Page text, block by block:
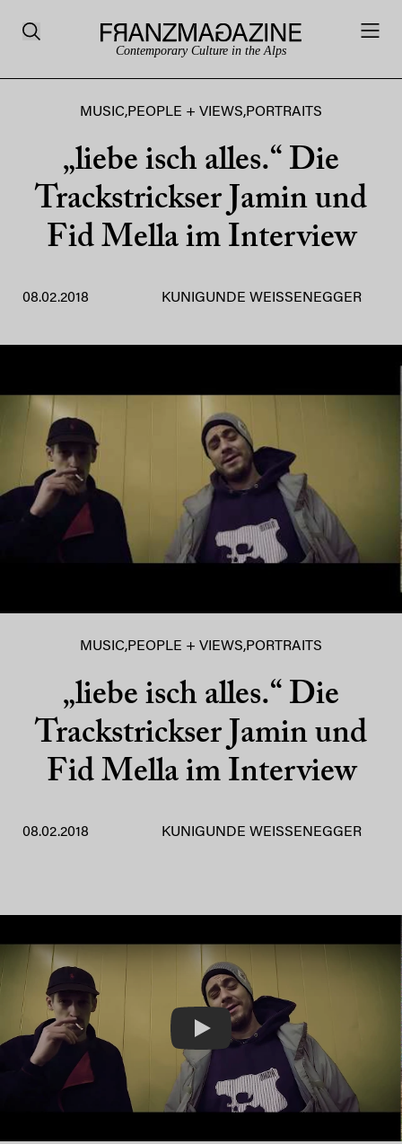
Contemporary Culture in the Alps
MUSIC,PEOPLE + VIEWS,PORTRAITS
„liebe isch alles.“ Die
Trackstrickser Jamin und
Fid Mella im Interview
08.02.2018 KUNIGUNDE WEISSENEGGER
MUSIC,PEOPLE + VIEWS,PORTRAITS
„liebe isch alles.“ Die
Trackstrickser Jamin und
Fid Mella im Interview
08.02.2018 KUNIGUNDE WEISSENEGGER